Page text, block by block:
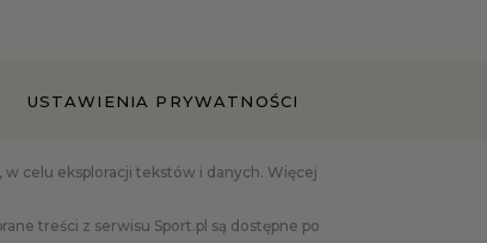
USTAWIENIA PRYWATNOŚCI
celu eksploracji tekstów i danych. Więcej
treści z serwisu Sport.pl są dostępne po